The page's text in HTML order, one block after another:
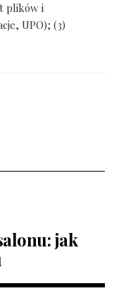
plików i
UPO); (3)
jak